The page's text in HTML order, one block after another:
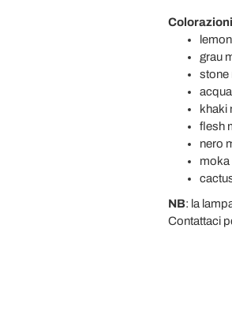
grau
stone
khaki
flesh
nero
moka
NB: la
Contattaci